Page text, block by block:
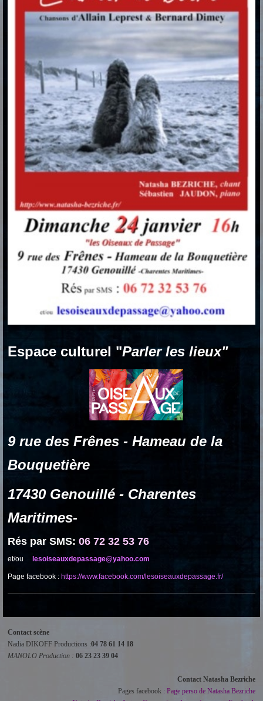
Espace culturel "Parler les lieux"
9 rue des Frênes - Hameau de la
Bouquetière
17430 Genouillé - Charentes
Maritimes-
Rés par SMS: 06 72 32 53 76
et/ou lesoiseauxdepassage@yahoo.com
Page facebook : https://www.facebook.com/lesoiseauxdepassage.fr/
Contact scène
Nadia DIKOFF Productions :04 78 61 14 18
MANOLO Production : 06 23 23 39 04
Contact Natasha Bezriche
Pages facebook : Page perso de Natasha Bezriche